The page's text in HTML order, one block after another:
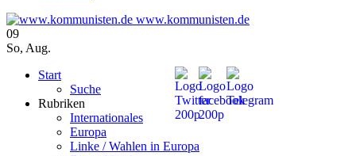
www.kommunisten.de
09
So, Aug.
Start
Suche
Rubriken
Internationales
Europa
Linke / Wahlen in Europa